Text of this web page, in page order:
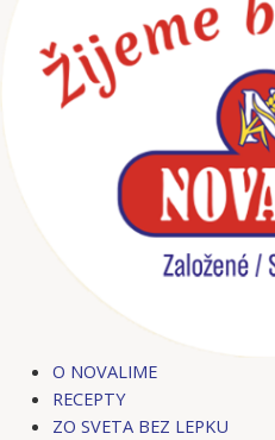
O NOVALIME
RECEPTY
ZO SVETA BEZ LEPKU